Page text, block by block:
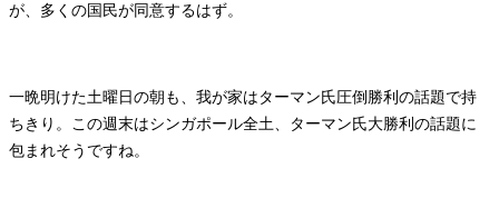
が、多くの国民が同意するはず。
一晩明けた土曜日の朝も、我が家はターマン氏圧倒勝利の話題で持
ちきり。この週末はシンガポール全土、ターマン氏大勝利の話題に
包まれそうですね。